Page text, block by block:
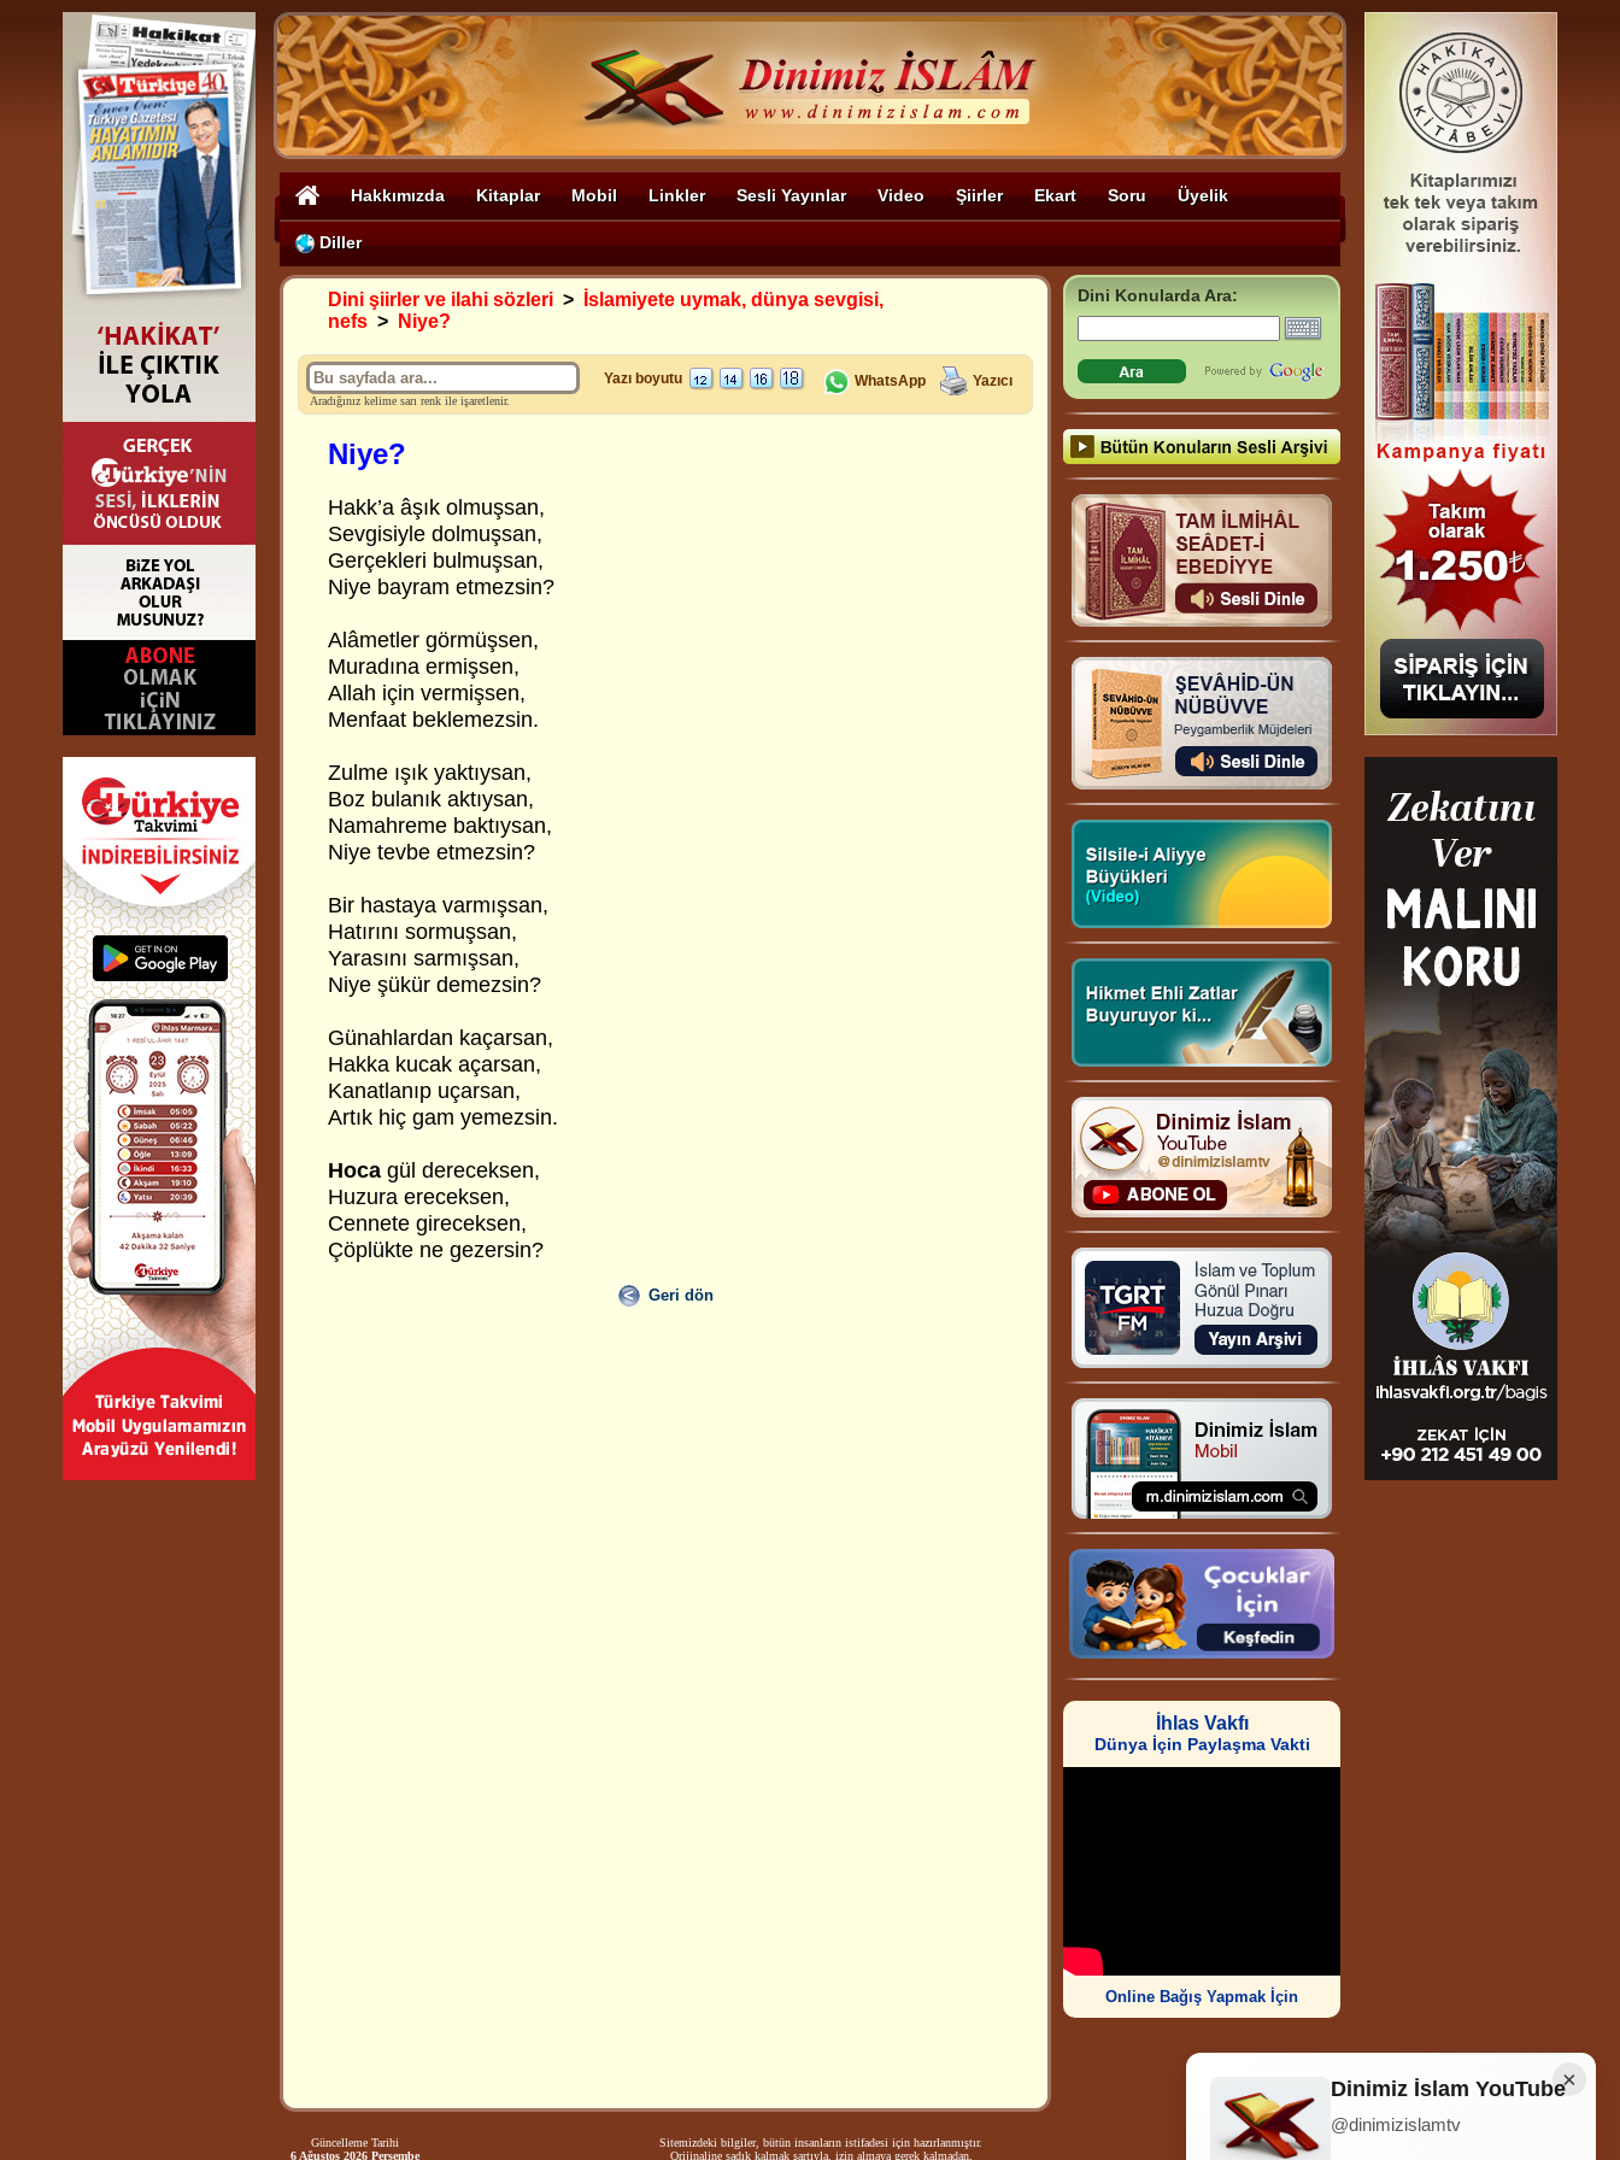
Hakkımızda Kitaplar Mobil Linkler Sesli Yayınlar Video Şiirler Ekart Soru Üyelik
Diller
Dini şiirler ve ilahi sözleri >
İslamiyete uymak, dünya sevgisi,
nefs > Niye?
Aradığınız kelime sarı renk ile işaretlenir.
Yazı boyutu WhatsApp Yazıcı
Niye?
Hakk’a âşık olmuşsan,
Sevgisiyle dolmuşsan,
Gerçekleri bulmuşsan,
Niye bayram etmezsin?
Alâmetler görmüşsen,
Muradına ermişsen,
Allah için vermişsen,
Menfaat beklemezsin.
Zulme ışık yaktıysan,
Boz bulanık aktıysan,
Namahreme baktıysan,
Niye tevbe etmezsin?
Bir hastaya varmışsan,
Hatırını sormuşsan,
Yarasını sarmışsan,
Niye şükür demezsin?
Günahlardan kaçarsan,
Hakka kucak açarsan,
Kanatlanıp uçarsan,
Artık hiç gam yemezsin.
Hoca gül dereceksen,
Huzura ereceksen,
Cennete gireceksen,
Çöplükte ne gezersin?
Geri dön
Dini Konularda Ara:
İhlas Vakfı
Dünya İçin Paylaşma Vakti
Online Bağış Yapmak İçin
Güncelleme Tarihi
6 Ağustos 2026 Perşembe
Sitemizdeki bilgiler, bütün insanların istifadesi için hazırlanmıştır.
Orijinaline sadık kalmak şartıyla, izin almaya gerek kalmadan,
Ziyaretçi Sayısı
252.007.037
×
Dinimiz İslam YouTube
@dinimizislamtv